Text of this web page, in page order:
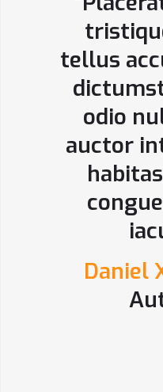
tellus
odio
auctor
Daniel